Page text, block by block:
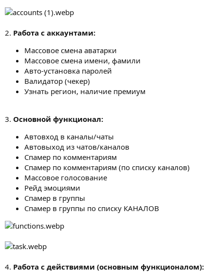
2. Работа с аккаунтами:
Массовое смена аватарки
Массовое смена имени, фамили
Авто-установка паролей
Валидатор (чекер)
Узнать регион, наличие премиум
3. Основной функционал:
Автовход в каналы/чаты
Автовыход из чатов/каналов
Спамер по комментариям
Спамер по комментариям (по списку каналов)
Массовое голосование
Рейд эмоциями
Спамер в группы
Спамер в группы по списку КАНАЛОВ
4. Работа с действиями (основным функционалом):